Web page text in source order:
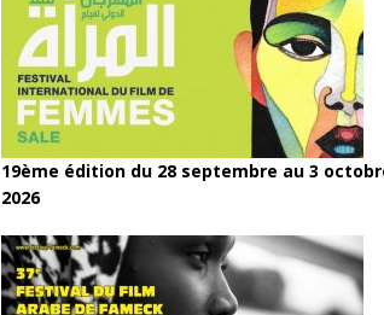
19ème édition du 28 septembre au 3
2026